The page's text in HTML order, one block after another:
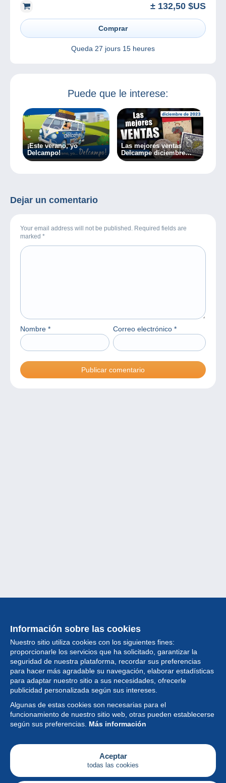
± 132,50 $US
Comprar
Queda 27 jours 15 heures
Puede que le interese:
¡Este verano, yo
Delcampo!
Las mejores ventas
Delcampe diciembre
2023
Dejar un comentario
Your email address will not be published. Required fields are
marked *
Nombre * Correo electrónico *
Información sobre las cookies
Nuestro sitio utiliza cookies con los siguientes fines:
proporcionarle los servicios que ha solicitado, garantizar la
seguridad de nuestra plataforma, recordar sus preferencias
para hacer más agradable su navegación, elaborar estadísticas
para adaptar nuestro sitio a sus necesidades, ofrecerle
publicidad personalizada según sus intereses.
Algunas de estas cookies son necesarias para el
funcionamiento de nuestro sitio web, otras pueden establecerse
según sus preferencias. Más información
Aceptar
todas las cookies
Colección
Noticias
Funcionalidad
Empresa
Servicios